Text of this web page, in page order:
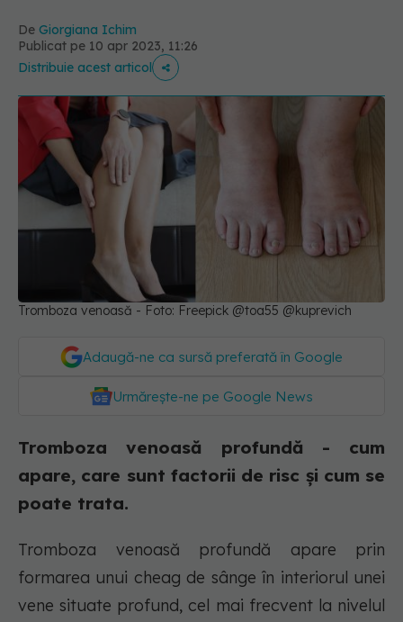
De Giorgiana Ichim
Publicat pe 10 apr 2023, 11:26
Distribuie acest articol
Tromboza venoasă - Foto: Freepick @toa55 @kuprevich
Adaugă-ne ca sursă preferată în Google
Urmărește-ne pe Google News
Tromboza venoasă profundă - cum
apare, care sunt factorii de risc și cum se
poate trata.
Tromboza venoasă profundă apare prin
formarea unui cheag de sânge în interiorul unei
vene situate profund, cel mai frecvent la nivelul